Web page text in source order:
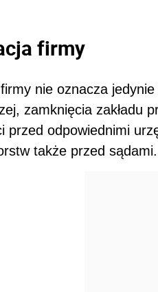
firmy
nie oznacza
zamknięcia zakładu
przed odpowiednimi
także przed sądami.